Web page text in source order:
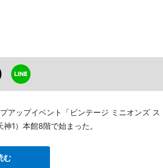
アップイベント「ビンテージ ミニオンズ ス
1）本館8階で始まった。
む